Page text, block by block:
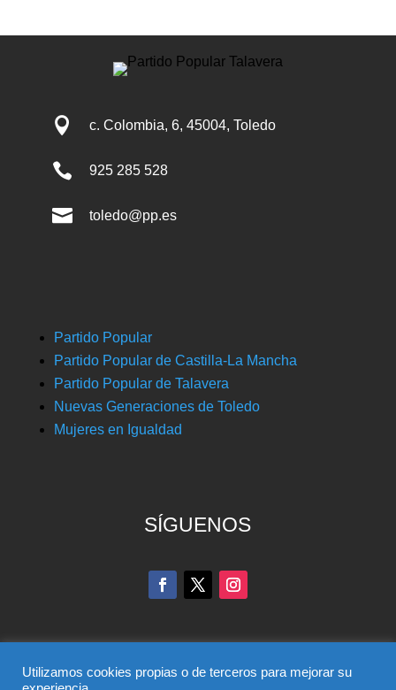
 c. Colombia, 6, 45004, Toledo
 925 285 528
 toledo@pp.es
Partido Popular
Partido Popular de Castilla-La Mancha
Partido Popular de Talavera
Nuevas Generaciones de Toledo
Mujeres en Igualdad
SÍGUENOS
Utilizamos cookies propias o de terceros para mejorar su